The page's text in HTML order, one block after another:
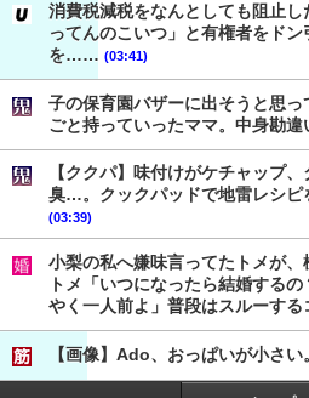
消費税減税をなんとしても阻止
ってんのこいつ」と有権者をド
を…… (03:41)
子の保育園バザーに出そうと思
ごと持っていったママ。中身勘
【ククパ】味付けがケチャップ
臭…。クックパッドで地雷レシピ
(03:39)
小梨の私へ嫌味言ってたトメが
トメ「いつになったら結婚する
やく一人前よ」普段はスルーす
【画像】Ado、おっぱいが小さい